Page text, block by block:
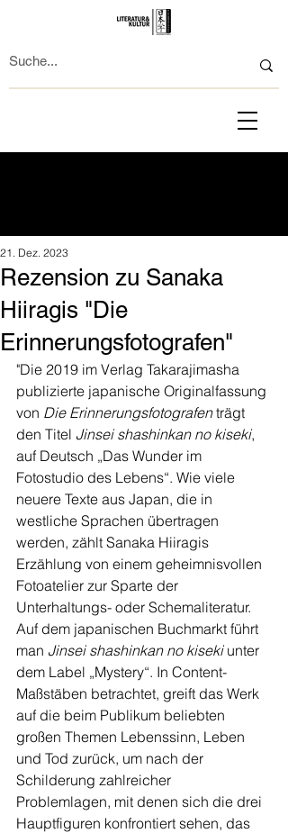
Rezension zu Sanaka
Hiiragis "Die
Erinnerungsfotografen"
21. Dez. 2023
"Die 2019 im Verlag Takarajimasha
publizierte japanische Originalfassung
von Die Erinnerungsfotografen trägt
den Titel Jinsei shashinkan no kiseki,
auf Deutsch „Das Wunder im
Fotostudio des Lebens“. Wie viele
neuere Texte aus Japan, die in
westliche Sprachen übertragen
werden, zählt Sanaka Hiiragis
Erzählung von einem geheimnisvollen
Fotoatelier zur Sparte der
Unterhaltungs- oder Schemaliteratur.
Auf dem japanischen Buchmarkt führt
man Jinsei shashinkan no kiseki unter
dem Label „Mystery“. In Content-
Maßstäben betrachtet, greift das Werk
auf die beim Publikum beliebten
großen Themen Lebenssinn, Leben
und Tod zurück, um nach der
Schilderung zahlreicher
Problemlagen, mit denen sich die drei
Hauptfiguren konfrontiert sehen, das